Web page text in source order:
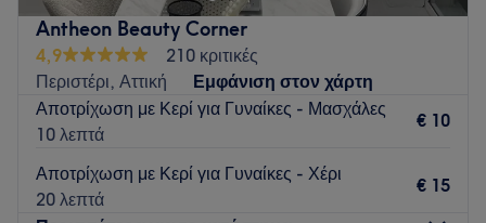
πελάτες μας να ζήσουν μια ευχάριστη εμπειρία, γι' αυτό
δημιουργήσαμε μια ζεστή και φιλική ατμόσφαιρα. Το
προσωπικό είναι πάντα στη διάθεσή σας για οποιαδήποτε
συμβουλή ή απορία έχετε, καθώς έχει χρόνια εμπειρίας στο
χώρο.
Το κέντρο διαθέτει μια ομάδα εξειδικευμένων στελεχών που
φροντίζουν τους πελάτες του με αφοσίωση και
Antheon Beauty Corner
4,9
210 κριτικές
Περιστέρι, Αττική
Εμφάνιση στον χάρτη
Αποτρίχωση με Κερί για Γυναίκες - Μασχάλες
10 λεπτά
€ 10
Αποτρίχωση με Κερί για Γυναίκες - Χέρι
20 λεπτά
€ 15